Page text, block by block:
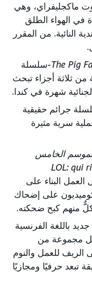
ماكجليفراي، وهي
في الهواء الطلق
النائية. من المقرر
The Pig-سلسلة
من ثلاثة أجزاء تبحث
شهرة في كندا.
جرائم حقيقية
سرية مثيرة
LOL: qui
العمل البناء على
على إضحاك
منهم كبح ضحكته.
باللغة الفرنسية
مجموعة من
للعمل والنوم
تبعد حرفيًا ومجازيًا